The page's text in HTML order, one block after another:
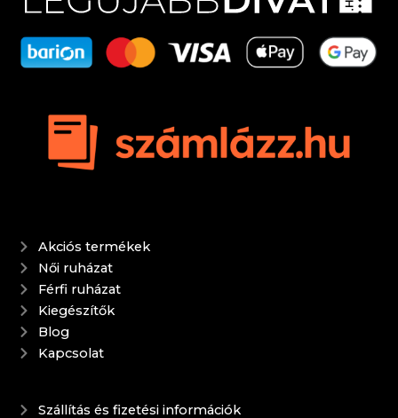
Akciós termékek
Női ruházat
Férfi ruházat
Kiegészítők
Blog
Kapcsolat
Szállítás és fizetési információk